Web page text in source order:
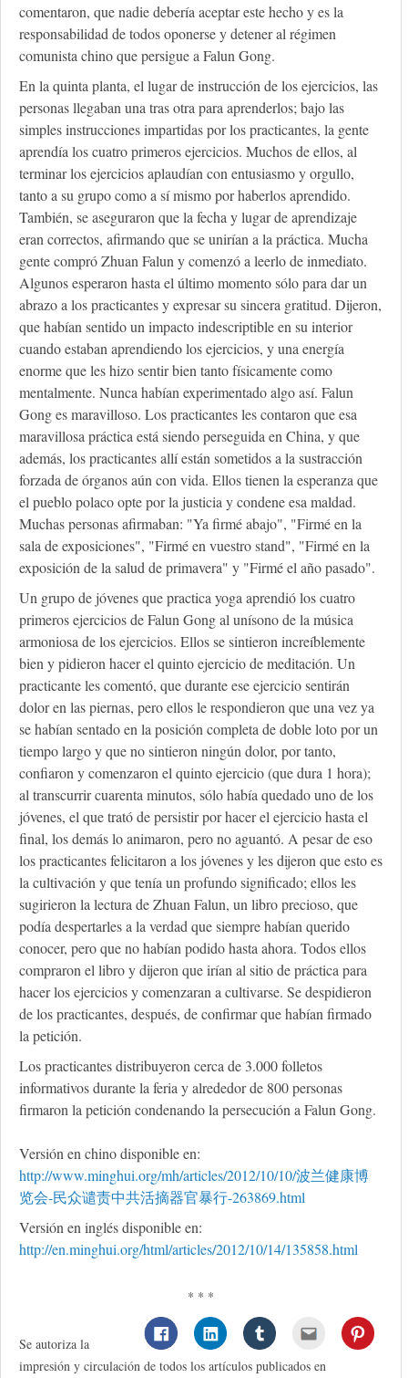
comentaron, que nadie debería aceptar este hecho y es la
responsabilidad de todos oponerse y detener al régimen
comunista chino que persigue a Falun Gong.
En la quinta planta, el lugar de instrucción de los ejercicios, las
personas llegaban una tras otra para aprenderlos; bajo las
simples instrucciones impartidas por los practicantes, la gente
aprendía los cuatro primeros ejercicios. Muchos de ellos, al
terminar los ejercicios aplaudían con entusiasmo y orgullo,
tanto a su grupo como a sí mismo por haberlos aprendido.
También, se aseguraron que la fecha y lugar de aprendizaje
eran correctos, afirmando que se unirían a la práctica. Mucha
gente compró Zhuan Falun y comenzó a leerlo de inmediato.
Algunos esperaron hasta el último momento sólo para dar un
abrazo a los practicantes y expresar su sincera gratitud. Dijeron,
que habían sentido un impacto indescriptible en su interior
cuando estaban aprendiendo los ejercicios, y una energía
enorme que les hizo sentir bien tanto físicamente como
mentalmente. Nunca habían experimentado algo así. Falun
Gong es maravilloso. Los practicantes les contaron que esa
maravillosa práctica está siendo perseguida en China, y que
además, los practicantes allí están sometidos a la sustracción
forzada de órganos aún con vida. Ellos tienen la esperanza que
el pueblo polaco opte por la justicia y condene esa maldad.
Muchas personas afirmaban: "Ya firmé abajo", "Firmé en la
sala de exposiciones", "Firmé en vuestro stand", "Firmé en la
exposición de la salud de primavera" y "Firmé el año pasado".
Un grupo de jóvenes que practica yoga aprendió los cuatro
primeros ejercicios de Falun Gong al unísono de la música
armoniosa de los ejercicios. Ellos se sintieron increíblemente
bien y pidieron hacer el quinto ejercicio de meditación. Un
practicante les comentó, que durante ese ejercicio sentirán
dolor en las piernas, pero ellos le respondieron que una vez ya
se habían sentado en la posición completa de doble loto por un
tiempo largo y que no sintieron ningún dolor, por tanto,
confiaron y comenzaron el quinto ejercicio (que dura 1 hora);
al transcurrir cuarenta minutos, sólo había quedado uno de los
jóvenes, el que trató de persistir por hacer el ejercicio hasta el
final, los demás lo animaron, pero no aguantó. A pesar de eso
los practicantes felicitaron a los jóvenes y les dijeron que esto es
la cultivación y que tenía un profundo significado; ellos les
sugirieron la lectura de Zhuan Falun, un libro precioso, que
podía despertarles a la verdad que siempre habían querido
conocer, pero que no habían podido hasta ahora. Todos ellos
compraron el libro y dijeron que irían al sitio de práctica para
hacer los ejercicios y comenzaran a cultivarse. Se despidieron
de los practicantes, después, de confirmar que habían firmado
la petición.
Los practicantes distribuyeron cerca de 3.000 folletos
informativos durante la feria y alrededor de 800 personas
firmaron la petición condenando la persecución a Falun Gong.
Versión en chino disponible en:
http://www.minghui.org/mh/articles/2012/10/10/波兰健康博
览会-民众谴责中共活摘器官暴行-263869.html
Versión en inglés disponible en:
http://en.minghui.org/html/articles/2012/10/14/135858.html
* * *
Se autoriza la
impresión y circulación de todos los artículos publicados en